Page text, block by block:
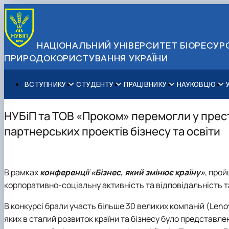
НАЦІОНАЛЬНИЙ УНІВЕРСИТЕТ
ПРИРОДОКОРИСТУВАННЯ УКРАЇНИ
ВСТУПНИКУ
Вступ до НУБіП України 2026
Приймальна комісія
Правила прийому
Для осіб з тимчасово окупованих територій
Для іноземців / For foreigners
Військова освіта
СТУДЕНТУ
Навчання
Додаткова освіта
Позанавчальна діяльність
Студентське самоврядування
ПРАЦІВНИКУ
Освітній процес
Міжнародна діяльність
Довідкова інформація
Профспілкова організація
НАУКОВЦЮ
Наукова діяльність
Аспіранту / Докторанту
Захисти дисертацій
Законодавче та нормативне забезпечення
Наукові видання
Наука для бізнесу
Управління і самоврядування
Загальна інформація
Офіційні документи
Стратегія розвитку на період 2026-2030рр.
Офіційна символіка
Антикорупційні заходи
Контактна інформація
НУБіП та ТОВ «Проком» перемогли у
партнерських проектів бізнесу та освіти
В рамкахконференції «Бізнес, який змінює країну»,
корпоративно-соціальну активність та відповідальність
В конкурсі брали участь більше 30 великих компаній
яких в сталий розвиток країни та бізнесу було